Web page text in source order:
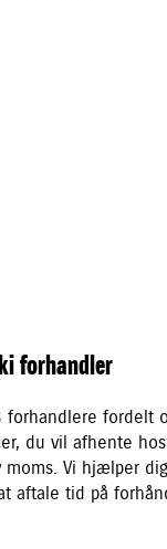
forhandler
fordelt
du vil afhente
Vi hjælper
aftale tid på